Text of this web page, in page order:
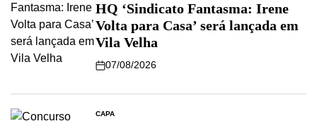
HQ ‘Sindicato Fantasma: Irene
Volta para Casa’ será lançada em
Vila Velha
07/08/2026
CAPA